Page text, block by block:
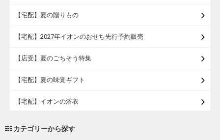
【宅配】夏の贈りもの
【宅配】2027年イオンのおせち先行予約販売
【店受】夏のごちそう特集
【宅配】夏の味覚ギフト
【宅配】イオンの浴衣
カテゴリーから探す